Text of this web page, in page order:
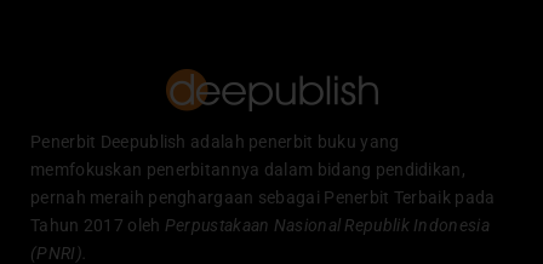
Penerbit Deepublish adalah penerbit buku yang
memfokuskan penerbitannya dalam bidang pendidikan,
pernah meraih penghargaan sebagai Penerbit Terbaik pada
Tahun 2017 oleh Perpustakaan Nasional Republik Indonesia
(PNRI).